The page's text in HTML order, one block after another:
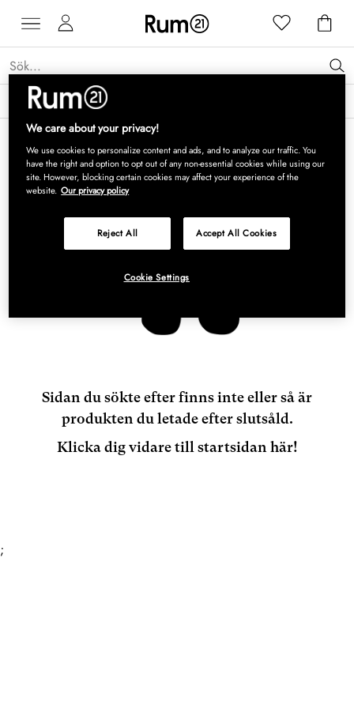
Få 15 % rabatt på Grythyttan Stålmöbler* →
Sidan du sökte efter finns inte eller så är
produkten du letade efter slutsåld.
Klicka dig vidare till startsidan här!
;
We care about your privacy!
We use cookies to personalize content and ads, and to analyze our traffic. You
have the right and option to opt out of any non-essential cookies while using our
site. However, blocking certain cookies may affect your experience of the
website. Our privacy policy
Reject All Accept All Cookies
Cookie Settings